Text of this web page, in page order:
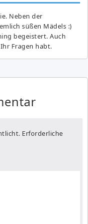
Neben der
süßen Mädels :)
begeistert. Auch
Fragen habt.
Erforderliche